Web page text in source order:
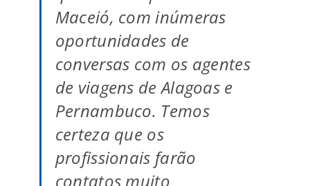
Maceió, com inúmeras
oportunidades de
conversas com os agentes
de viagens de Alagoas e
Pernambuco. Temos
certeza que os
profissionais farão
contatos muito